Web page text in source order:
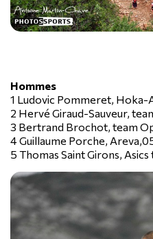
Hommes
1 Ludovic Pommeret,
2 Hervé Giraud-Sauveur,
3 Bertrand Brochot, team
4 Guillaume Porche,
5 Thomas Saint Girons,